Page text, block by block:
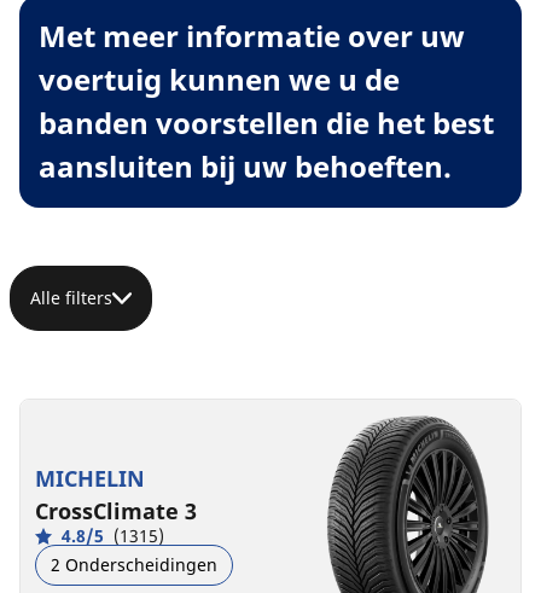
Met meer informatie over uw
voertuig kunnen we u de
banden voorstellen die het best
aansluiten bij uw behoeften.
Alle filters
MICHELIN
CrossClimate 3
4.8/5 (1315)
2 Onderscheidingen